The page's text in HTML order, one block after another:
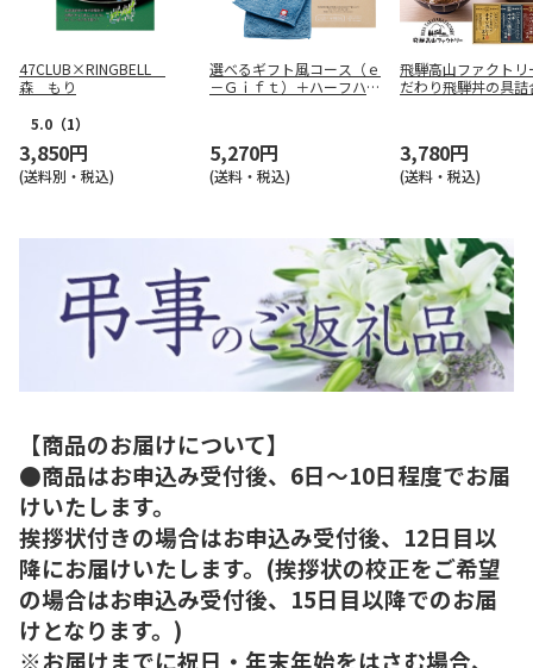
47CLUB×RINGBELL
森 もり
5.0 （1）
3,850円
(送料別・税込)
選べるギフト風コース（ｅ
－Ｇｉｆｔ）＋ハーフハン
5,270円
(送料・税込)
飛騨高山ファクト
だわり飛騨丼の具詰
3,780円
(送料・税込)
【商品のお届けについて】
●商品はお申込み受付後、6日～10日程度でお届
けいたします。
挨拶状付きの場合はお申込み受付後、12日目以
降にお届けいたします。(挨拶状の校正をご希望
の場合はお申込み受付後、15日目以降でのお届
けとなります。)
※お届けまでに祝日・年末年始をはさむ場合、